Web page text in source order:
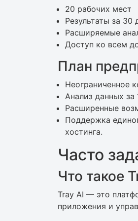
20 рабочих мест
Результаты за 30
Расширяемые
Доступ ко всем
План
Неограниченное
Анализ данных за
Расширенные
Поддержка
хостинга.
Часто
Что такое
Tray AI — это
приложения и